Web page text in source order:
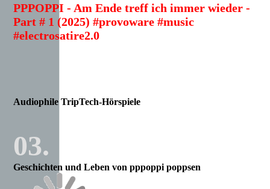
PPPOPPI - Am Ende treff ich immer wieder -
Part # 1 (2025) #provoware #music
#electrosatire2.0
Audiophile TripTech-Hörspiele
03.
Geschichten und Leben von pppoppi poppsen